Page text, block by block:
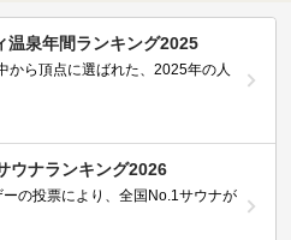
温泉年間ランキング2025
から頂点に選ばれた、2025年の人
ウナランキング2026
の投票により、全国No.1サウナが